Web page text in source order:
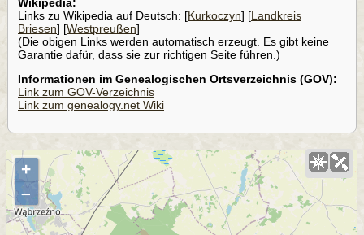
Links zu Wikipedia auf Deutsch: [Kurkoczyn] [Landkreis
Briesen] [Westpreußen]
(Die obigen Links werden automatisch erzeugt. Es gibt keine
Garantie dafür, dass sie zur richtigen Seite führen.)
Informationen im Genealogischen Ortsverzeichnis (GOV):
Link zum GOV-Verzeichnis
Link zum genealogy.net Wiki
+
–